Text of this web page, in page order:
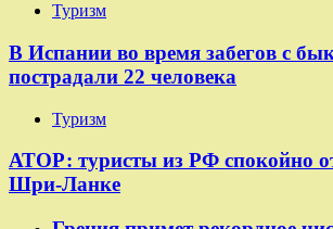
Туризм
В Испании во время забегов с
пострадали 22 человека
Туризм
АТОР: туристы из РФ спокойно
Шри-Ланке